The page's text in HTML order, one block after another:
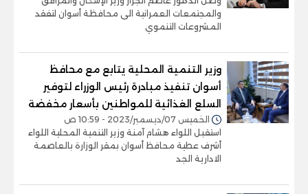
والمجتمعات العمرانية الى محافظة أسوان لتفقد
المشروعات التنموي
وزير التنمية المحلية يتابع مع محافظ
أسوان تنفيذ مبادرة رئيس الوزراء لتوفير
السلع الغذائية للمواطنين بأسعار مخفضة
الخميس 07/ديسمبر/2023 - 10:59 ص
استقبل اللواء هشام آمنة وزير التنمية المحلية اللواء
أشرف عطية محافظ أسوان بمقر الوزارة بالعاصمة
الادارية الجد